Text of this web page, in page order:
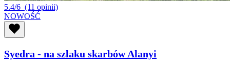
5.4/6 (11 opinii)
NOWOŚĆ
Syedra - na szlaku skarbów Alanyi